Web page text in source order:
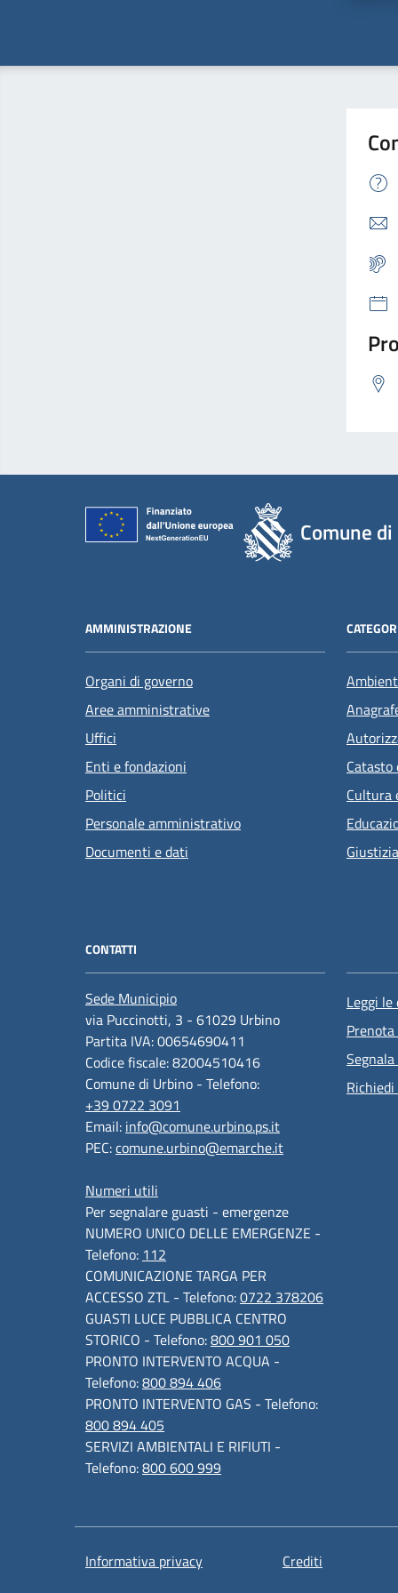
Comune
AMMINISTRAZIONE
Organi di governo
Aree amministrative
Uffici
Enti e fondazioni
Politici
Personale amministrativo
Documenti e dati
Cultura
CONTATTI
Sede Municipio
via Puccinotti, 3 - 61029 Urbino
Partita IVA: 00654690411
Codice fiscale: 82004510416
Comune di Urbino - Telefono:
+39 0722 3091
Email: info@comune.urbino.ps.it
PEC:comune.urbino@emarche.it
Numeri utili
Per segnalare guasti - emergenze
NUMERO UNICO DELLE EMERGENZE -
Telefono: 112
COMUNICAZIONE TARGA PER
ACCESSO ZTL - Telefono:0722 378206
GUASTI LUCE PUBBLICA CENTRO
STORICO - Telefono:800 901 050
PRONTO INTERVENTO ACQUA -
Telefono:800 894 406
PRONTO INTERVENTO GAS - Telefono:
800 894 405
SERVIZI AMBIENTALI E RIFIUTI -
Telefono:800 600 999
Leggi
Informativa privacy Crediti